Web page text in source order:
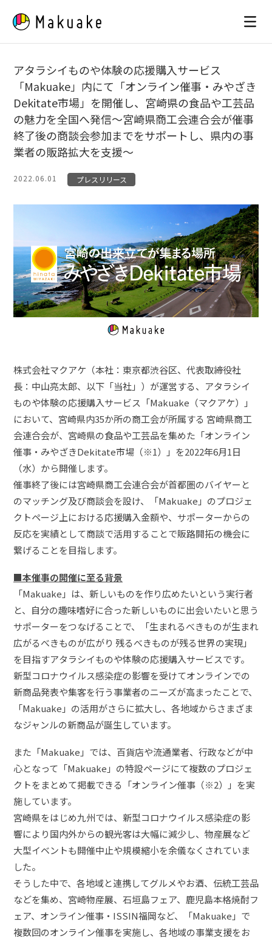
content
アタラシイものや体験の応援購入サービス
「Makuake」内にて「オンライン催事・みやざき
Dekitate市場」を開催し、宮崎県の食品や工芸品
の魅力を全国へ発信〜宮崎県商工会連合会が催事
終了後の商談会参加までをサポートし、県内の事
業者の販路拡大を支援〜
2022.06.01 プレスリリース
株式会社マクアケ（本社：東京都渋谷区、代表取締役社
長：中山亮太郎、以下「当社」）が運営する、アタラシイ
ものや体験の応援購入サービス「Makuake（マクアケ）」
において、宮崎県内35か所の商工会が所属する 宮崎県商工
会連合会が、宮崎県の食品や工芸品を集めた「オンライン
催事・みやざきDekitate市場（※1）」を2022年6月1日
（水）から開催します。
催事終了後には宮崎県商工会連合会が首都圏のバイヤーと
のマッチング及び商談会を設け、「Makuake」のプロジェ
クトページ上における応援購入金額や、サポーターからの
反応を実績として商談で活用することで販路開拓の機会に
繋げることを目指します。
■本催事の開催に至る背景
「Makuake」は、新しいものを作り広めたいという実行者
と、自分の趣味嗜好に合った新しいものに出会いたいと思う
サポーターをつなげることで、「生まれるべきものが生まれ
広がるべきものが広がり 残るべきものが残る世界の実現」
を目指すアタラシイものや体験の応援購入サービスです。
新型コロナウイルス感染症の影響を受けてオンラインでの
新商品発表や集客を行う事業者のニーズが高まったことで、
「Makuake」の活用がさらに拡大し、各地域からさまざま
なジャンルの新商品が誕生しています。
また「Makuake」では、百貨店や流通業者、行政などが中
心となって「Makuake」の特設ページにて複数のプロジェ
クトをまとめて掲載できる「オンライン催事（※2）」を実
施しています。
宮崎県をはじめ九州では、新型コロナウイルス感染症の影
響により国内外からの観光客は大幅に減少し、物産展など
大型イベントも開催中止や規模縮小を余儀なくされていま
した。
そうした中で、各地域と連携してグルメやお酒、伝統工芸品
などを集め、宮崎物産展、石垣島フェア、鹿児島本格焼酎フ
ェア、オンライン催事・ISSIN福岡など、「Makuake」で
複数回のオンライン催事を実施し、各地域の事業支援をお